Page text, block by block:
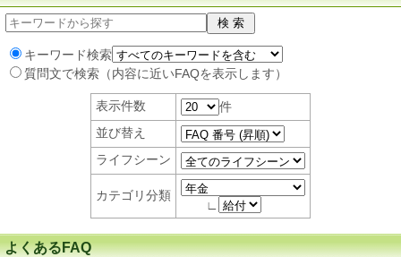
キーワード検索
質問文で検索（内容に近いFAQを表示します）
表示件数
件
並び替え
ライフシーン
カテゴリ分類
∟
よくあるFAQ